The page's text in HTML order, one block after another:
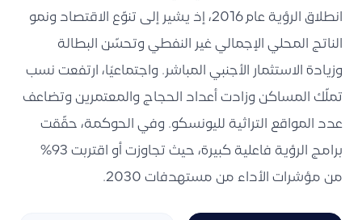
انطلاق الرؤية عام 2016، إذ يشير إلى تنوّع الاقتصاد ونمو
الناتج المحلي الإجمالي غير النفطي وتحسّن البطالة
وزيادة الاستثمار الأجنبي المباشر. واجتماعيًا، ارتفعت نسب
تملّك المساكن وزادت أعداد الحجاج والمعتمرين وتضاعف
عدد المواقع التراثية لليونسكو. وفي الحوكمة، حقّقت
برامج الرؤية فاعلية كبيرة، حيث تجاوزت أو اقتربت 93%
من مؤشرات الأداء من مستهدفات 2030.